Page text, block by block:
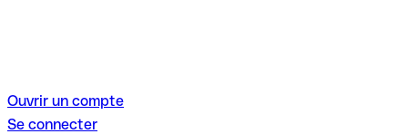
Ouvrir un compte
Se connecter